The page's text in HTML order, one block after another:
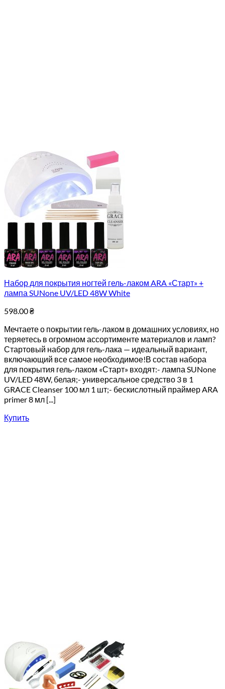
Набор для покрытия ногтей гель-лаком ARA «Старт» +
лампа SUNone UV/LED 48W White
598.00₴
Мечтаете о покрытии гель-лаком в домашних условиях, но
теряетесь в огромном ассортименте материалов и ламп?
Стартовый набор для гель-лака — идеальный вариант,
включающий все самое необходимое!В состав набора
для покрытия гель-лаком «Старт» входят:- лампа SUNone
UV/LED 48W, белая;- универсальное средство 3 в 1
GRACE Cleanser 100 мл 1 шт;- бескислотный праймер ARA
primer 8 мл [...]
Купить